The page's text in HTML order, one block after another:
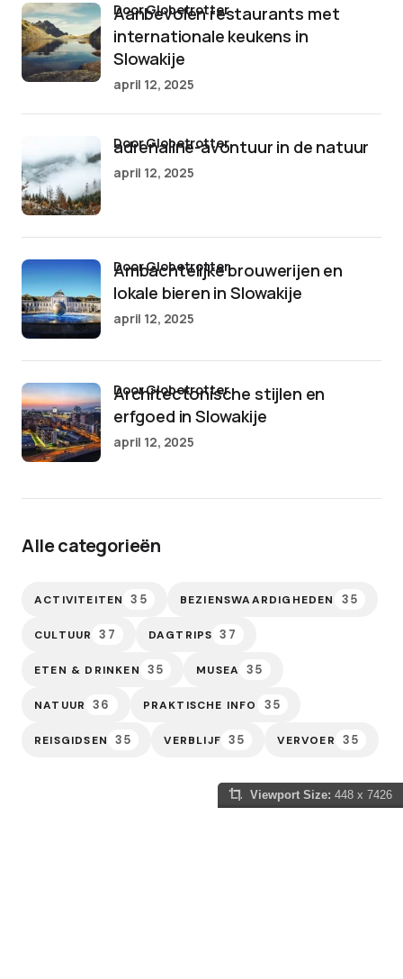
Aanbevolen restaurants met
internationale keukens in
Slowakije
door Globetrotter
april 12, 2025
adrenaline-avontuur in de natuur
door Globetrotter
april 12, 2025
Ambachtelijke brouwerijen en
lokale bieren in Slowakije
door Globetrotter
april 12, 2025
Architectonische stijlen en
erfgoed in Slowakije
door Globetrotter
april 12, 2025
Alle categorieën
ACTIVITEITEN 35 BEZIENSWAARDIGHEDEN 35
CULTUUR 37 DAGTRIPS 37
ETEN & DRINKEN 35 MUSEA 35
NATUUR 36 PRAKTISCHE INFO 35
REISGIDSEN 35 VERBLIJF 35 VERVOER 35
Viewport Size: 448 x 7426